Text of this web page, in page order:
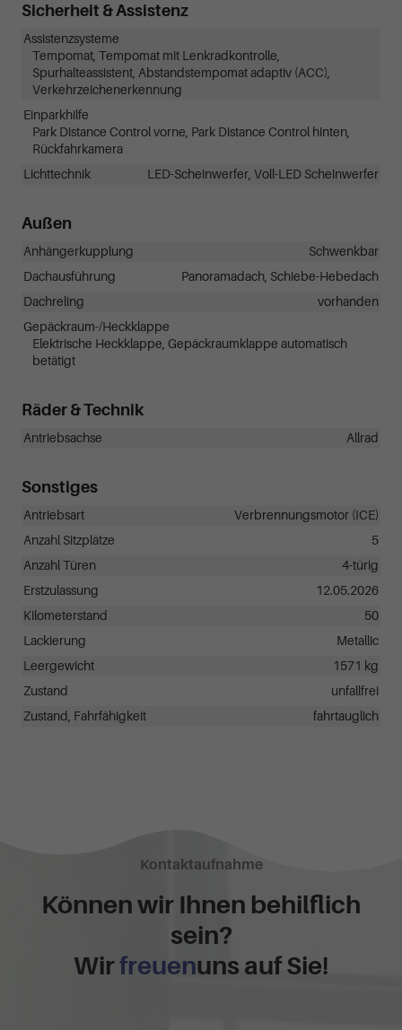
Sicherheit & Assistenz
Assistenzsysteme
Tempomat, Tempomat mit Lenkradkontrolle,
Spurhalteassistent, Abstandstempomat adaptiv (ACC),
Verkehrzeichenerkennung
Einparkhilfe
Park Distance Control vorne, Park Distance Control hinten,
Rückfahrkamera
Lichttechnik
LED-Scheinwerfer, Voll-LED Scheinwerfer
Außen
Anhängerkupplung
Schwenkbar
Dachausführung
Panoramadach, Schiebe-Hebedach
Dachreling
vorhanden
Gepäckraum-/Heckklappe
Elektrische Heckklappe, Gepäckraumklappe automatisch
betätigt
Räder & Technik
Antriebsachse Allrad
Sonstiges
Antriebsart
Verbrennungsmotor (ICE)
Anzahl Sitzplätze
5
Anzahl Türen
4-türig
Erstzulassung
12.05.2026
Kilometerstand
50
Lackierung
Metallic
Leergewicht
1571 kg
Zustand
unfallfrei
Zustand, Fahrfähigkeit
fahrtauglich
Kontaktaufnahme
Können wir Ihnen behilflich
sein?
Wirfreuenuns auf Sie!